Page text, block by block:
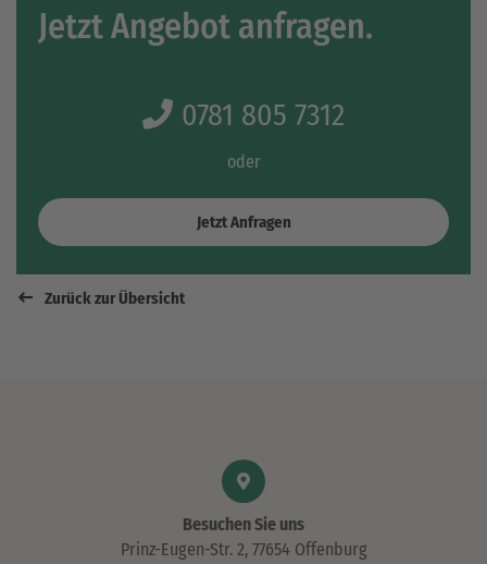
Jetzt Angebot anfragen.
0781 805 7312
oder
Jetzt Anfragen
Zurück zur Übersicht
Besuchen Sie uns
Prinz-Eugen-Str. 2, 77654 Offenburg